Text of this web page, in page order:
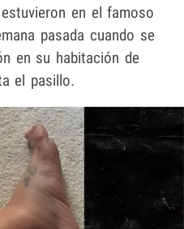
estuvieron en el famoso
pasada cuando se
en su habitación de
el pasillo.
Play video content